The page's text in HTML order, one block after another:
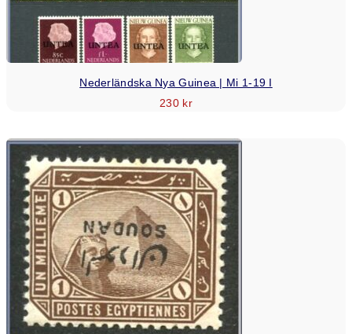
Nederländska Nya Guinea | Mi 1-19 I
230 kr